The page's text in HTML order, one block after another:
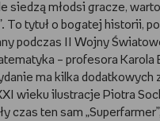
siedzą młodsi gracze,
To tytuł o bogatej historii,
podczas II Wojny
– profesora Karola
ma kilka dodatkowych
wieku ilustracje Piotra
czas ten sam